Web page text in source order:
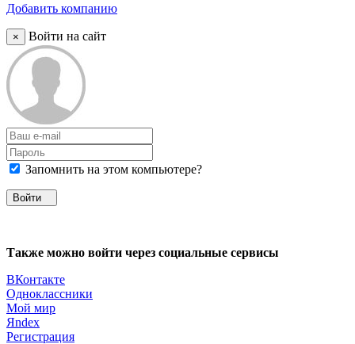
Добавить компанию
× Войти на сайт
Запомнить на этом компьютере?
Войти
Также можно войти через социальные сервисы
ВКонтакте
Одноклассники
Мой мир
Яndex
Регистрация